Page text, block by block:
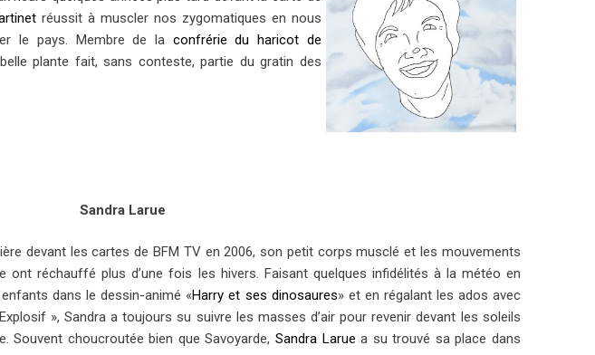
réussit à muscler nos zygomatiques en nous
le pays. Membre de la confrérie du haricot de
plante fait, sans conteste, partie du gratin des
Sandra Larue
devant les cartes de BFM TV en 2006, son petit corps musclé et les mouvements
ont réchauffé plus d’une fois les hivers. Faisant quelques infidélités à la météo en
dans le dessin-animé «Harry et ses dinosaures» et en régalant les ados avec
», Sandra a toujours su suivre les masses d’air pour revenir devant les soleils
Souvent choucroutée bien que Savoyarde, Sandra Larue a su trouvé sa place dans